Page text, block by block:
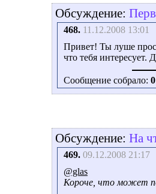
Обсуждение:
468. 11.12.2008 13:01
Привет! Ты луше
что тебя интересует.
Сообщение собрало: 0
Обсуждение: На
469. 09.12.2008 21:17
@glas
Короче, что может